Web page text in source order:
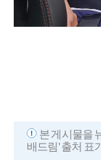
본 게시물을
배드림' 출처 표